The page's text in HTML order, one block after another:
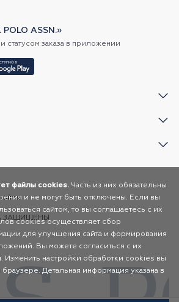
ASSN.»
статусом заказа в приложении
ЗАЩИЩЕНЫ
файлы cookies. Часть из них обязательны
и не могут быть отключены. Если вы
сайтом, то вы соглашаетесь с их
cookies осуществляет сбор
для улучшения сайта и формирования
Вы можете согласиться с их
Изменить настройки обработки cookies вы
Детальная информация указана в